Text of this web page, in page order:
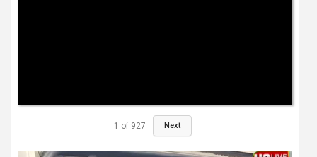
1 of 927 Next